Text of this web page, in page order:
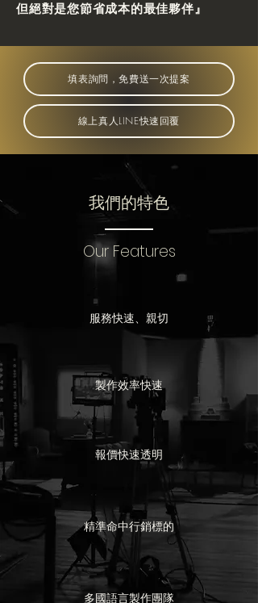
但絕對是您節省成本的最佳夥伴』
填表詢問，免費送一次提案
線上真人LINE快速回覆
​我們的特色
Our Features
​服務快速、親切
​製作效率快速
報價快速透明
​精準命中行銷標的
​多國語言製作團隊